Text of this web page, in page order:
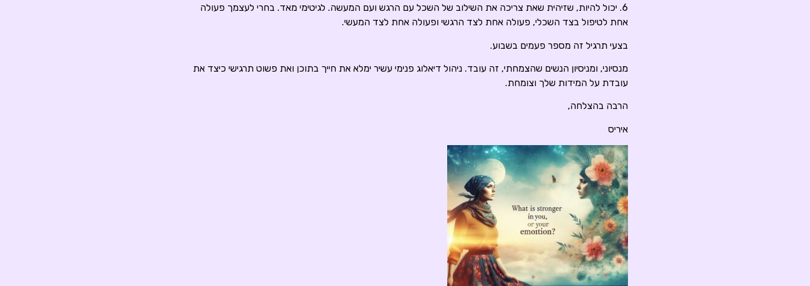
6. יכול להיות, שזיהית שאת צריכה את השילוב של השכל עם הרגש ועם המעשה. לגיטימי מאד. בחרי לעצמך פעולה
אחת לטיפול בצד השכלי, פעולה אחת לצד הרגשי ופעולה אחת לצד המעשי.
בצעי תרגיל זה מספר פעמים בשבוע.
מנסיוני, ומניסיון הנשים שהצמחתי, זה עובד. ניהול דיאלוג פנימי עשיר ימלא את חייך בתוכן ואת פשוט תרגישי כיצד את
עובדת על המידות שלך וצומחת.
הרבה בהצלחה,
איריס